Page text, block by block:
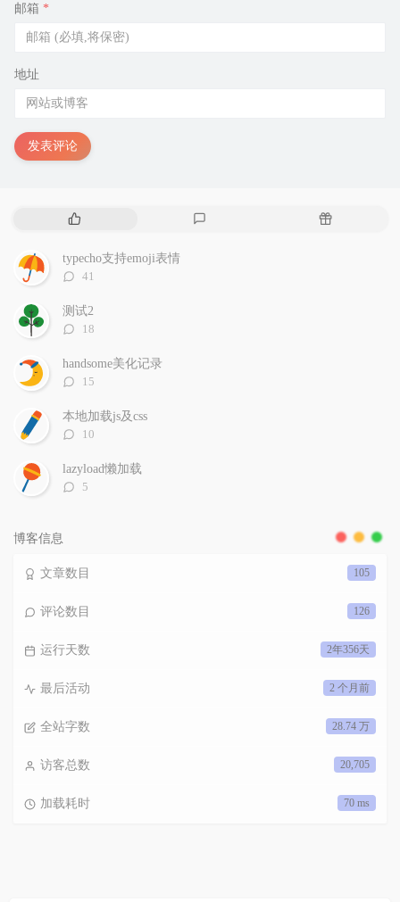
邮箱 *
地址
发表评论
热
文
章
随
typecho支持emoji表情
评
数：
41
测试2
评
数：
18
handsome美化记录
评
数：
15
本地加载js及css
评
数：
10
lazyload懒加载
评
5
博客信息
105
文章数目
126
评论数目
2年356天
运行天数
2 个月前
最后活动
28.74 万
全站字数
20,705
访客总数
70 ms
加载耗时